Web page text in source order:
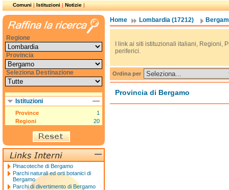
Comuni|Istituzioni|Notizie|
Home Lombardia (17212)
I link ai siti istituzionali italiani, Regioni,
periferici.
Ordina per
Provincia di Bergamo
Regione
Provincia
Seleziona Destinazione
Istituzioni
Province
1
Regioni
20
Pinacoteche di Bergamo
Parchi naturali ed orti botanici di
Bergamo
Parchi di divertimento di Bergamo